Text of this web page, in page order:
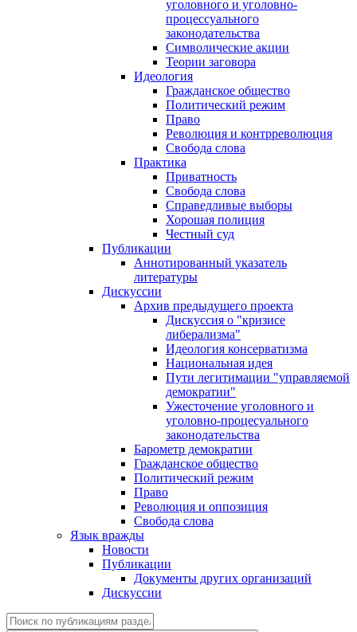
уголовного и уголовно-
процессуального
законодательства
Символические акции
Теории заговора
Идеология
Гражданское общество
Политический режим
Право
Революция и контрреволюция
Свобода слова
Практика
Приватность
Свобода слова
Справедливые выборы
Хорошая полиция
Честный суд
Публикации
Аннотированный указатель
литературы
Дискуссии
Архив предыдущего проекта
Дискуссия о "кризисе
либерализма"
Идеология консерватизма
Национальная идея
Пути легитимации "управляемой
демократии"
Ужесточение уголовного и
уголовно-процесуального
законодательства
Барометр демократии
Гражданское общество
Политический режим
Право
Революция и оппозиция
Свобода слова
Язык вражды
Новости
Публикации
Документы других организаций
Дискуссии